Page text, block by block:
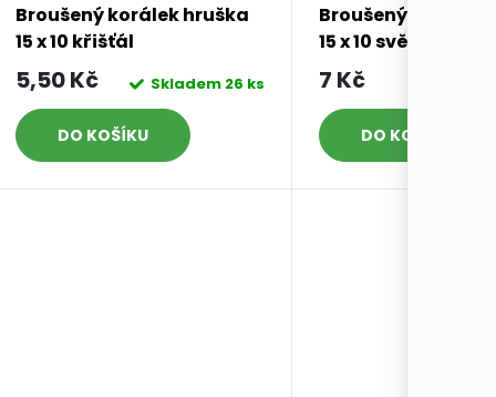
Broušený korálek hruška
15 x 10 křišťál
5,50 Kč Skladem 26 ks
DO KOŠÍKU
Broušený korálek
15 x 10 světle růžová
7 Kč
DO KOŠÍKU